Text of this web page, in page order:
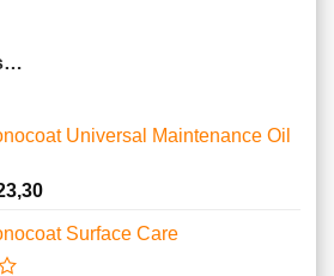
Universal Maintenance Oil
Surface Care